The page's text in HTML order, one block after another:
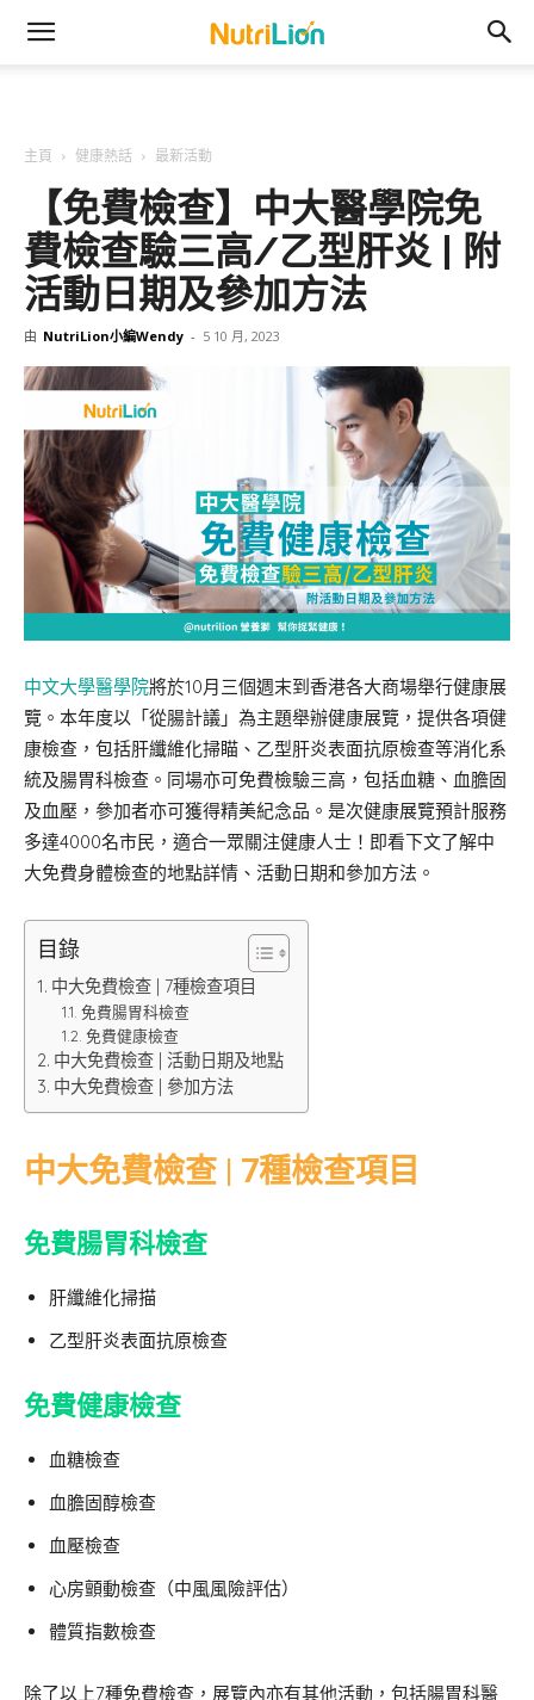
主頁 健康熱話 最新活動
【免費檢查】中大醫學院免
費檢查驗三高/乙型肝炎 | 附
活動日期及參加方法
由 NutriLion小編Wendy - 5 10 月, 2023
中文大學醫學院將於10月三個週末到香港各大商場舉行健康展
覽。本年度以「從腸計議」為主題舉辦健康展覽，提供各項健
康檢查，包括肝纖維化掃瞄、乙型肝炎表面抗原檢查等消化系
統及腸胃科檢查。同場亦可免費檢驗三高，包括血糖、血膽固
及血壓，參加者亦可獲得精美紀念品。是次健康展覽預計服務
多達4000名市民，適合一眾關注健康人士！即看下文了解中
大免費身體檢查的地點詳情、活動日期和參加方法。
目錄
中大免費檢查 | 7種檢查項目
免費腸胃科檢查
免費健康檢查
中大免費檢查 | 活動日期及地點
中大免費檢查 | 參加方法
中大免費檢查 | 7種檢查項目
免費腸胃科檢查
肝纖維化掃描
乙型肝炎表面抗原檢查
免費健康檢查
血糖檢查
血膽固醇檢查
血壓檢查
心房顫動檢查（中風風險評估）
體質指數檢查
除了以上7種免費檢查，展覽內亦有其他活動，包括腸胃科醫